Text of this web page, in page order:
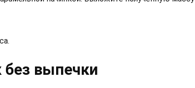
выпечки